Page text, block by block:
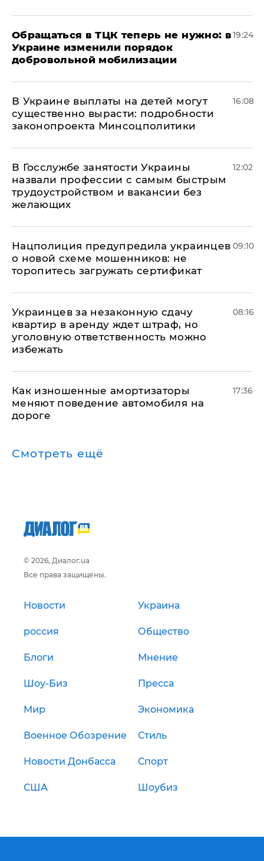
Обращаться в ТЦК теперь не нужно: в
Украине изменили порядок
добровольной мобилизации
19:24
В Украине выплаты на детей могут
существенно вырасти: подробности
законопроекта Минсоцполитики
16:08
В Госслужбе занятости Украины
назвали профессии с самым быстрым
трудоустройством и вакансии без
желающих
12:02
Нацполиция предупредила украинцев
о новой схеме мошенников: не
торопитесь загружать сертификат
09:10
Украинцев за незаконную сдачу
квартир в аренду ждет штраф, но
уголовную ответственность можно
избежать
08:16
Как изношенные амортизаторы
меняют поведение автомобиля на
дороге
17:36
Смотреть ещё
© 2026, Диалог.ua
Все права защищены.
Новости Украина
россия Общество
Блоги Мнение
Шоу-Биз Пресса
Мир Экономика
Военное Обозрение Стиль
Новости Донбасса Спорт
США Шоубиз